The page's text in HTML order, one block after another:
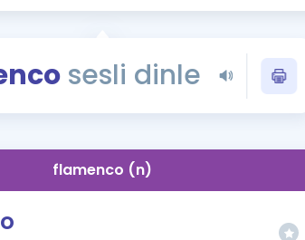
YDS - YÖKDİL
İngilizce Gramer
sesli dinle
flamenco (n)